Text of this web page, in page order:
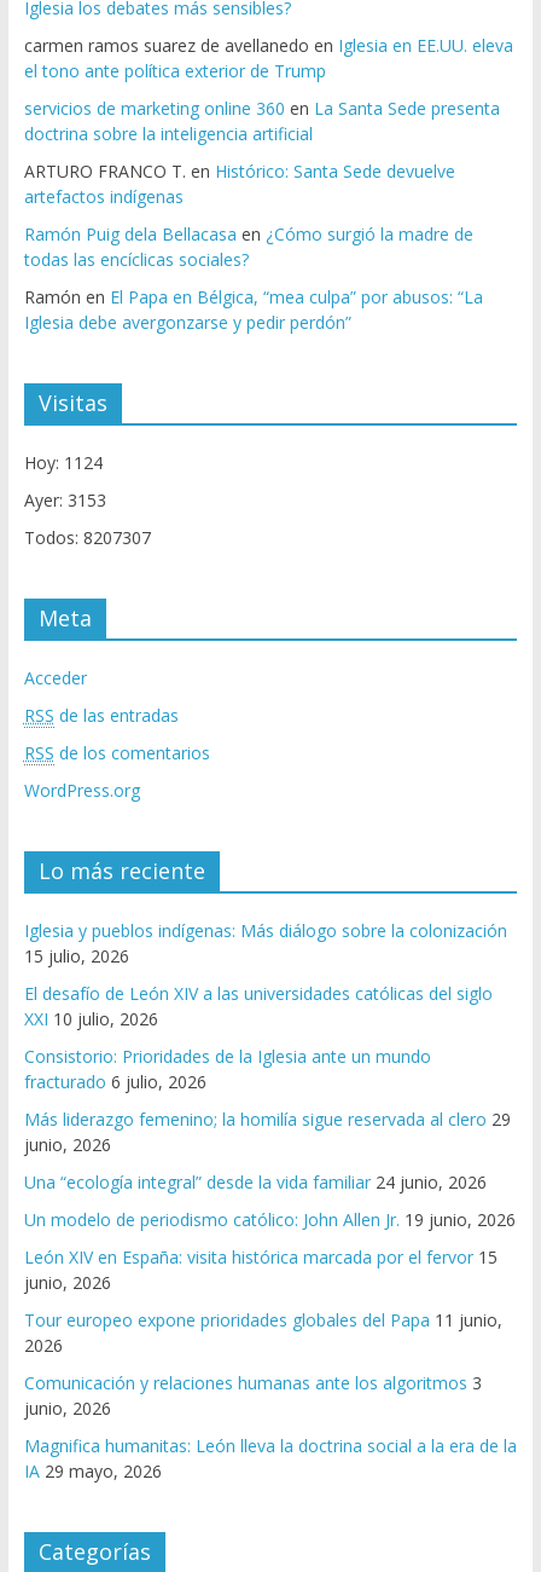
Iglesia los debates más sensibles?
carmen ramos suarez de avellanedo en Iglesia en EE.UU. eleva
el tono ante política exterior de Trump
servicios de marketing online 360 en La Santa Sede presenta
doctrina sobre la inteligencia artificial
ARTURO FRANCO T. en Histórico: Santa Sede devuelve
artefactos indígenas
Ramón Puig dela Bellacasa en ¿Cómo surgió la madre de
todas las encíclicas sociales?
Ramón en El Papa en Bélgica, “mea culpa” por abusos: “La
Iglesia debe avergonzarse y pedir perdón”
Visitas
Hoy: 1124
Ayer: 3153
Todos: 8207307
Meta
Acceder
RSS de las entradas
RSS de los comentarios
WordPress.org
Lo más reciente
Iglesia y pueblos indígenas: Más diálogo sobre la colonización
15 julio, 2026
El desafío de León XIV a las universidades católicas del siglo
XXI 10 julio, 2026
Consistorio: Prioridades de la Iglesia ante un mundo
fracturado 6 julio, 2026
Más liderazgo femenino; la homilía sigue reservada al clero 29
junio, 2026
Una “ecología integral” desde la vida familiar 24 junio, 2026
Un modelo de periodismo católico: John Allen Jr. 19 junio, 2026
León XIV en España: visita histórica marcada por el fervor 15
junio, 2026
Tour europeo expone prioridades globales del Papa 11 junio,
2026
Comunicación y relaciones humanas ante los algoritmos 3
junio, 2026
Magnifica humanitas: León lleva la doctrina social a la era de la
IA 29 mayo, 2026
Categorías